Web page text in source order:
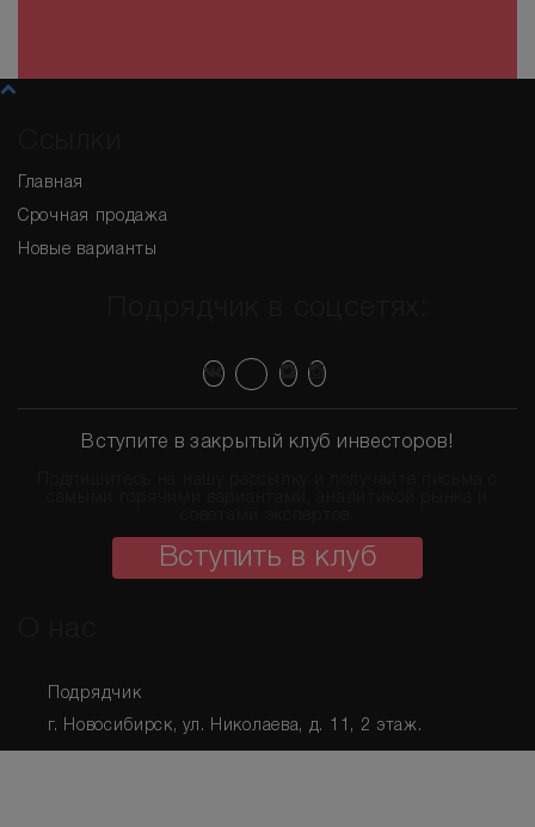
Подписаться на рассылку
Главная
Срочная продажа
Новые варианты
Вступите в закрытый клуб инвесторов!
Вступить в клуб
Подрядчик
г. Новосибирск,ул. Николаева, д. 11 , 2 этаж.